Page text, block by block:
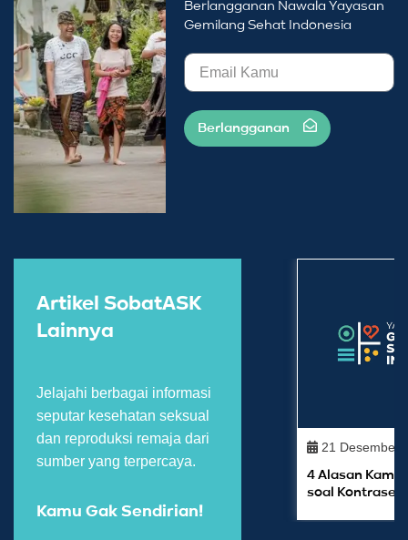
Berlangganan Nawala Yayasan
Gemilang Sehat Indonesia
Berlangganan
Artikel SobatASK
Lainnya
Jelajahi berbagai informasi
seputar kesehatan seksual
dan reproduksi remaja dari
sumber yang terpercaya.
Kamu Gak Sendirian!
21 Desember
4 Alasan Kamu
soal